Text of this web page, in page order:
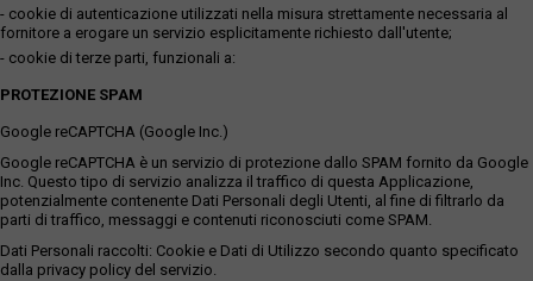
- cookie di autenticazione utilizzati nella misura strettamente necessaria al
fornitore a erogare un servizio esplicitamente richiesto dall'utente;
- cookie di terze parti, funzionali a:
PROTEZIONE SPAM
Google reCAPTCHA (Google Inc.)
Google reCAPTCHA è un servizio di protezione dallo SPAM fornito da Google
Inc. Questo tipo di servizio analizza il traffico di questa Applicazione,
potenzialmente contenente Dati Personali degli Utenti, al fine di filtrarlo da
parti di traffico, messaggi e contenuti riconosciuti come SPAM.
Dati Personali raccolti: Cookie e Dati di Utilizzo secondo quanto specificato
dalla privacy policy del servizio.